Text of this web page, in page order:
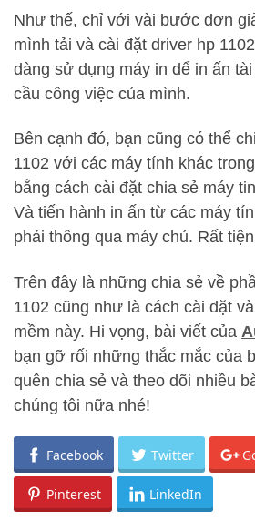
Như thế, chỉ với vài bước đơn
mình tải và cài đặt driver hp
dàng sử dụng máy in dể in ấn
cầu công việc của mình.
Bên cạnh đó, bạn cũng có thể
1102 với các máy tính khác
bằng cách cài đặt chia sẻ máy
Và tiến hành in ấn từ các máy
phải thông qua máy chủ. Rất
Trên đây là những chia sẻ về
1102 cũng như là cách cài đặt
mềm này. Hi vọng, bài viết của
bạn gỡ rối những thắc mắc của
quên chia sẻ và theo dõi nhiều
chúng tôi nữa nhé!
Facebook Twitter
Pinterest LinkedIn